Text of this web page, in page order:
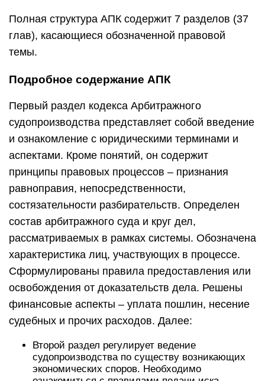
Полная структура АПК содержит 7 разделов (37
глав), касающиеся обозначенной правовой
темы.
Подробное содержание АПК
Первый раздел кодекса Арбитражного
судопроизводства представляет собой введение
и ознакомление с юридическими терминами и
аспектами. Кроме понятий, он содержит
принципы правовых процессов – признания
равноправия, непосредственности,
состязательности разбирательств. Определен
состав арбитражного суда и круг дел,
рассматриваемых в рамках системы. Обозначена
характеристика лиц, участвующих в процессе.
Сформулированы правила предоставления или
освобождения от доказательств дела. Решены
финансовые аспекты – уплата пошлин, несение
судебных и прочих расходов. Далее:
Второй раздел регулирует ведение
судопроизводства по существу возникающих
экономических споров. Необходимо